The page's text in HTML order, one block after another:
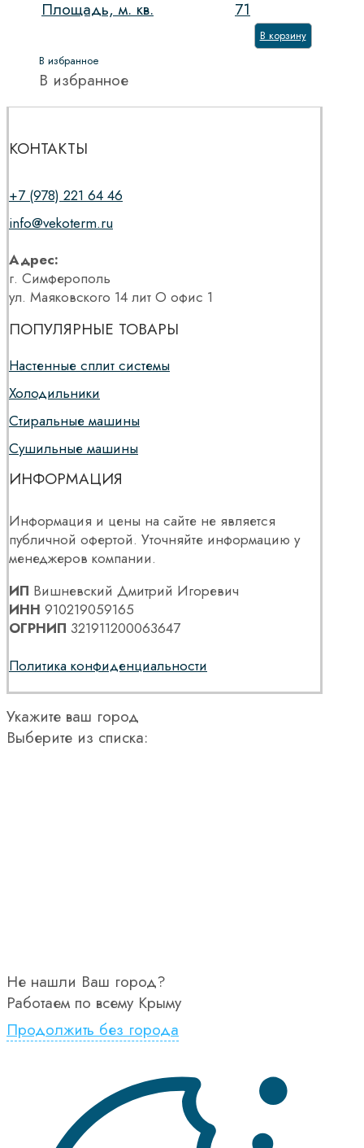
Площадь, м. кв.
71
В корзину
В избранное
В избранное
КОНТАКТЫ
+7 (978) 221 64 46
info@vekoterm.ru
Адрес:
г. Симферополь
ул. Маяковского 14 лит О офис 1
ПОПУЛЯРНЫЕ ТОВАРЫ
Настенные сплит системы
Холодильники
Стиральные машины
Сушильные машины
ИНФОРМАЦИЯ
Информация и цены на сайте не является
публичной офертой. Уточняйте информацию у
менеджеров компании.
ИП Вишневский Дмитрий Игоревич
ИНН 910219059165
ОГРНИП 321911200063647
Политика конфиденциальности
Укажите ваш город
Выберите из списка:
Не нашли Ваш город?
Работаем по всему Крыму
Продолжить без города